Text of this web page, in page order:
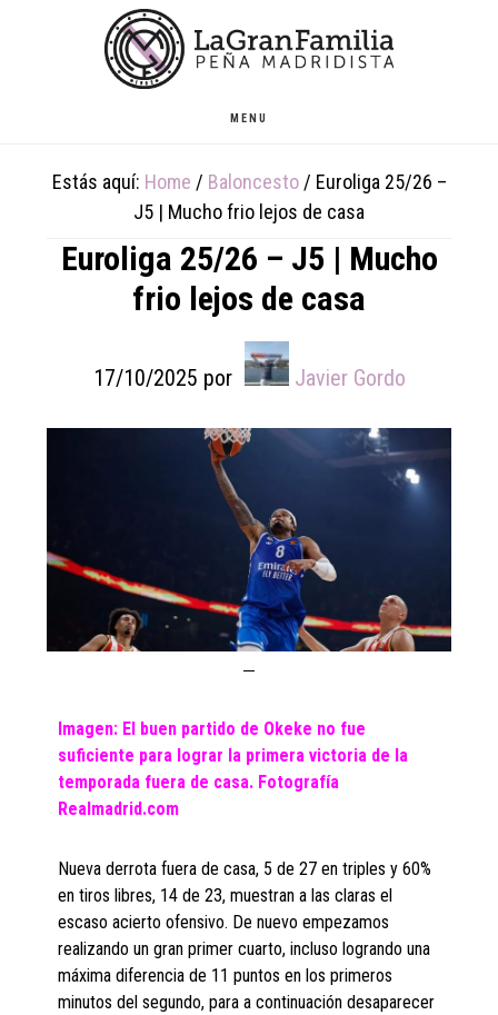
MENU
Estás aquí: Home / Baloncesto / Euroliga 25/26 –
J5 | Mucho frio lejos de casa
Euroliga 25/26 – J5 | Mucho
frio lejos de casa
17/10/2025 por Javier Gordo
Imagen: El buen partido de Okeke no fue
suficiente para lograr la primera victoria de la
temporada fuera de casa. Fotografía
Realmadrid.com
Nueva derrota fuera de casa, 5 de 27 en triples y 60%
en tiros libres, 14 de 23, muestran a las claras el
escaso acierto ofensivo. De nuevo empezamos
realizando un gran primer cuarto, incluso logrando una
máxima diferencia de 11 puntos en los primeros
minutos del segundo, para a continuación desaparecer